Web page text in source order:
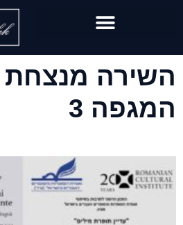
השירה
המגפה 3